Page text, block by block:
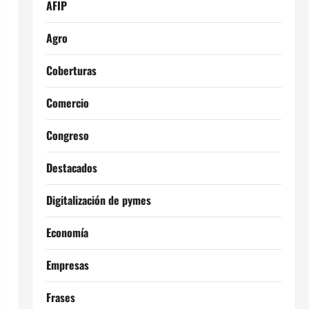
AFIP
Agro
Coberturas
Comercio
Congreso
Destacados
Digitalización de pymes
Economía
Empresas
Frases